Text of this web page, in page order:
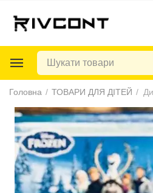
Головна / ТОВАРИ ДЛЯ ДІТЕЙ /